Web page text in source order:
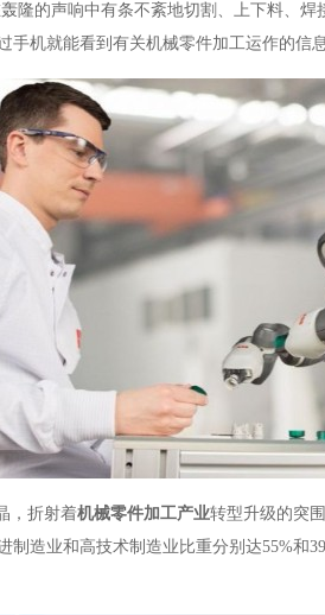
轰隆的声响中有条不紊地切割、上下料、焊
手机就能看到有关机械零件加工运作的信
，折射着机械零件加工产业转型升级的突
制造业和高技术制造业比重分别达55%和